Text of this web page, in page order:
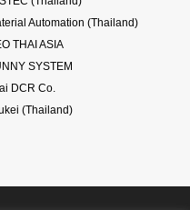
Automation (Thailand)
THAI ASIA
SYSTEM
DCR Co.
(Thailand)